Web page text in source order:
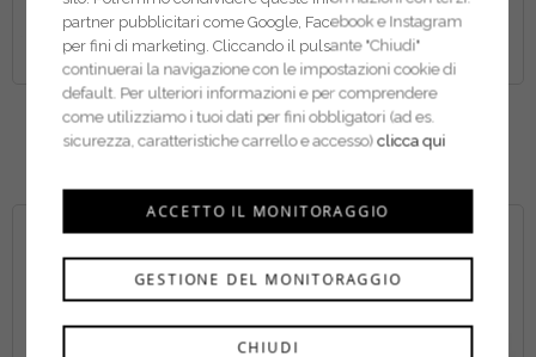
Beta chiavi a bussola
Macchina serie normale 1"
Beta bussole portainserti
895
partner pubblicitari come Google, Facebook e Instagram
per fini di marketing. Cliccando il pulsante "Chiudi"
continuerai la navigazione con le impostazioni cookie di
default. Per ulteriori informazioni e per comprendere
come utilizziamo i tuoi dati per fini obbligatori (ad es.
sicurezza, caratteristiche carrello e accesso)clicca qui
CHIUDI
GESTIONE DEL MONITORAGGIO
ACCETTO IL MONITORAGGIO